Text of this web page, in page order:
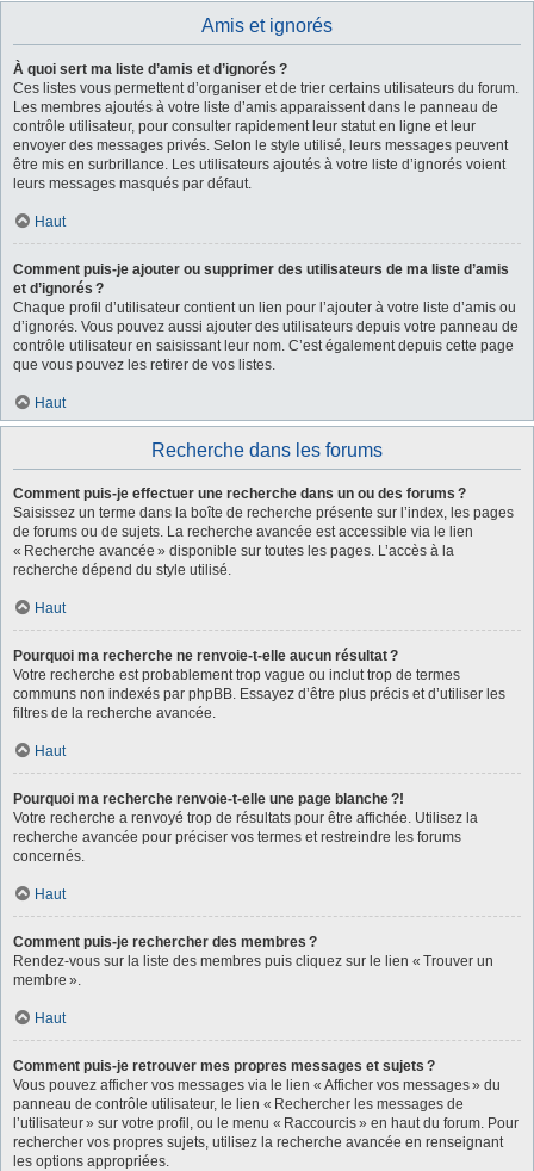
Amis et ignorés
À quoi sert ma liste d’amis et d’ignorés ?
Ces listes vous permettent d’organiser et de trier certains utilisateurs du forum.
Les membres ajoutés à votre liste d’amis apparaissent dans le panneau de
contrôle utilisateur, pour consulter rapidement leur statut en ligne et leur
envoyer des messages privés. Selon le style utilisé, leurs messages peuvent
être mis en surbrillance. Les utilisateurs ajoutés à votre liste d’ignorés voient
leurs messages masqués par défaut.
Haut
Comment puis-je ajouter ou supprimer des utilisateurs de ma liste d’amis
et d’ignorés ?
Chaque profil d’utilisateur contient un lien pour l’ajouter à votre liste d’amis ou
d’ignorés. Vous pouvez aussi ajouter des utilisateurs depuis votre panneau de
contrôle utilisateur en saisissant leur nom. C’est également depuis cette page
que vous pouvez les retirer de vos listes.
Haut
Recherche dans les forums
Comment puis-je effectuer une recherche dans un ou des forums ?
Saisissez un terme dans la boîte de recherche présente sur l’index, les pages
de forums ou de sujets. La recherche avancée est accessible via le lien
« Recherche avancée » disponible sur toutes les pages. L’accès à la
recherche dépend du style utilisé.
Haut
Pourquoi ma recherche ne renvoie-t-elle aucun résultat ?
Votre recherche est probablement trop vague ou inclut trop de termes
communs non indexés par phpBB. Essayez d’être plus précis et d’utiliser les
filtres de la recherche avancée.
Haut
Pourquoi ma recherche renvoie-t-elle une page blanche ?!
Votre recherche a renvoyé trop de résultats pour être affichée. Utilisez la
recherche avancée pour préciser vos termes et restreindre les forums
concernés.
Haut
Comment puis-je rechercher des membres ?
Rendez-vous sur la liste des membres puis cliquez sur le lien « Trouver un
membre ».
Haut
Comment puis-je retrouver mes propres messages et sujets ?
Vous pouvez afficher vos messages via le lien « Afficher vos messages » du
panneau de contrôle utilisateur, le lien « Rechercher les messages de
l’utilisateur » sur votre profil, ou le menu « Raccourcis » en haut du forum. Pour
rechercher vos propres sujets, utilisez la recherche avancée en renseignant
les options appropriées.